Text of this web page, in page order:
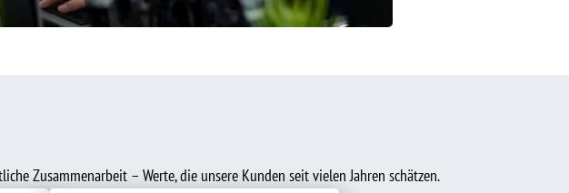
Zusammenarbeit – Werte, die unsere Kunden seit vielen Jahren schätzen.